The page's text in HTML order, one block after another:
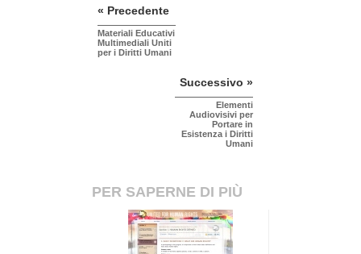
« Precedente
Materiali Educativi
Multimediali Uniti
per i Diritti Umani
Successivo »
Elementi
Audiovisivi per
Portare in
Esistenza i Diritti
Umani
PER SAPERNE DI PIÙ